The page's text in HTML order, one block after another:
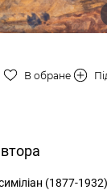
В обране
(1877-1932)